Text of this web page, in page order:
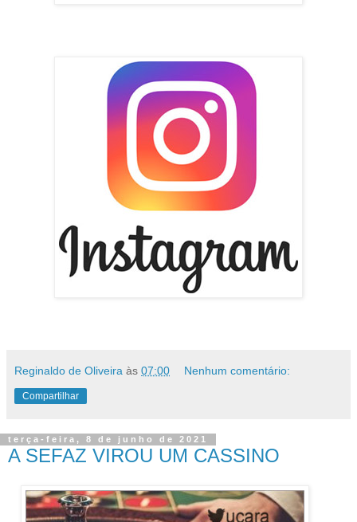
Reginaldo de Oliveira às 07:00 Nenhum comentário:
Compartilhar
terça-feira, 8 de junho de 2021
A SEFAZ VIROU UM CASSINO